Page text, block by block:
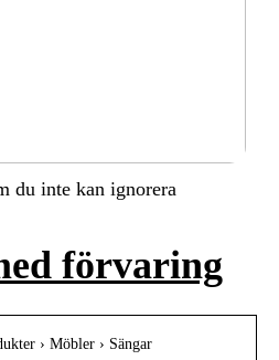
du inte kan ignorera
förvaring
› Möbler › Sängar